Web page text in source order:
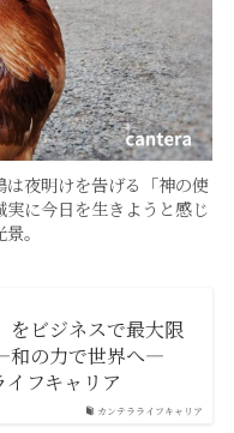
夜明けを告げる「神の使
に今日を生きようと感じ
。
カンテラライフキャリア
をビジネスで最大限
の力で世界へ―
フキャリア